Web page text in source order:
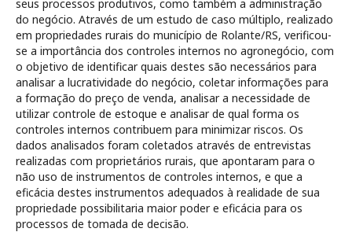
seus processos produtivos, como também a administração
do negócio. Através de um estudo de caso múltiplo, realizado
em propriedades rurais do município de Rolante/RS, verificou-
se a importância dos controles internos no agronegócio, com
o objetivo de identificar quais destes são necessários para
analisar a lucratividade do negócio, coletar informações para
a formação do preço de venda, analisar a necessidade de
utilizar controle de estoque e analisar de qual forma os
controles internos contribuem para minimizar riscos. Os
dados analisados foram coletados através de entrevistas
realizadas com proprietários rurais, que apontaram para o
não uso de instrumentos de controles internos, e que a
eficácia destes instrumentos adequados à realidade de sua
propriedade possibilitaria maior poder e eficácia para os
processos de tomada de decisão.